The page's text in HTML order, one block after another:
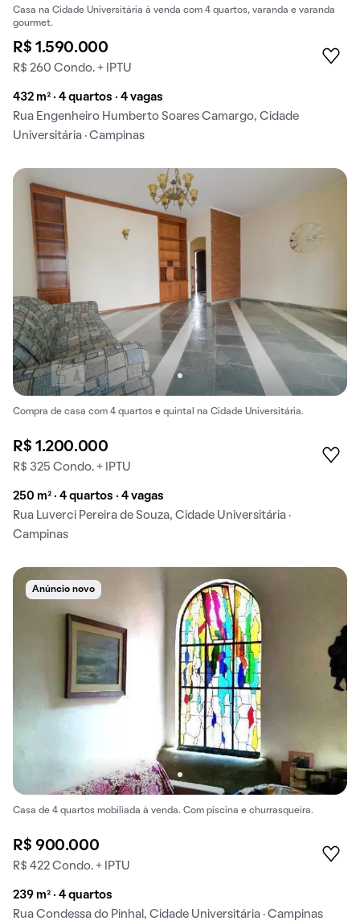
Casa na Cidade Universitária à venda com 4 quartos, varanda e varanda
gourmet.
R$ 1.590.000
R$ 260 Condo. + IPTU
432 m² · 4 quartos · 4 vagas
Rua Engenheiro Humberto Soares Camargo, Cidade
Universitária · Campinas
Compra de casa com 4 quartos e quintal na Cidade Universitária.
R$ 1.200.000
R$ 325 Condo. + IPTU
250 m² · 4 quartos · 4 vagas
Rua Luverci Pereira de Souza, Cidade Universitária ·
Campinas
Anúncio novo
Casa de 4 quartos mobiliada à venda. Com piscina e churrasqueira.
R$ 900.000
R$ 422 Condo. + IPTU
239 m² · 4 quartos
Rua Condessa do Pinhal, Cidade Universitária · Campinas